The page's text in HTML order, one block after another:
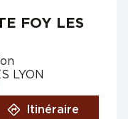
FOY LES
LYON
Itinéraire